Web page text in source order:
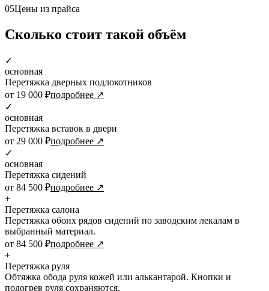
05Цены из прайса
Сколько стоит такой объём
✓
основная
Перетяжка дверных подлокотников
от 19 000 ₽подробнее ↗
✓
основная
Перетяжка вставок в двери
от 29 000 ₽подробнее ↗
✓
основная
Перетяжка сидений
от 84 500 ₽подробнее ↗
+
Перетяжка салона
Перетяжка обоих рядов сидений по заводским лекалам в
выбранный материал.
от 84 500 ₽подробнее ↗
+
Перетяжка руля
Обтяжка обода руля кожей или алькантарой. Кнопки и
подогрев руля сохраняются.